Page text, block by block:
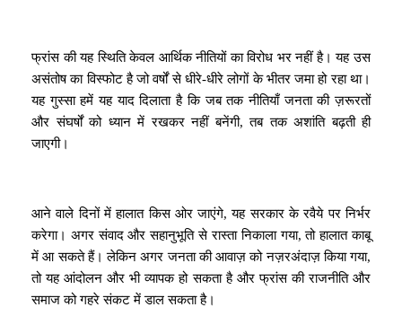
फ्रांस की यह स्थिति केवल आर्थिक नीतियों का विरोध भर नहीं है। यह उस
असंतोष का विस्फोट है जो वर्षों से धीरे-धीरे लोगों के भीतर जमा हो रहा था।
यह गुस्सा हमें यह याद दिलाता है कि जब तक नीतियाँ जनता की ज़रूरतों
और संघर्षों को ध्यान में रखकर नहीं बनेंगी, तब तक अशांति बढ़ती ही
जाएगी।
आने वाले दिनों में हालात किस ओर जाएंगे, यह सरकार के रवैये पर निर्भर
करेगा। अगर संवाद और सहानुभूति से रास्ता निकाला गया, तो हालात काबू
में आ सकते हैं। लेकिन अगर जनता की आवाज़ को नज़रअंदाज़ किया गया,
तो यह आंदोलन और भी व्यापक हो सकता है और फ्रांस की राजनीति और
समाज को गहरे संकट में डाल सकता है।